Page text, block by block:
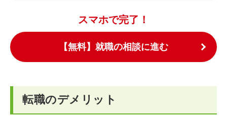
スマホで完了！
【無料】就職の相談に進む
転職のデメリット